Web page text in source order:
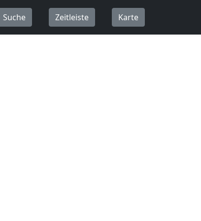
Suche Zeitleiste Karte